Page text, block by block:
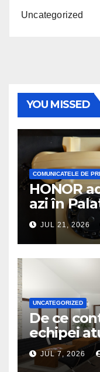
Uncategorized
YOU MISSED
COMUNICATELE DE
HONOR
azi în
JUL 21, 2026
UNCATEGORIZED
De ce
echipei
birou de
JUL 7, 2026